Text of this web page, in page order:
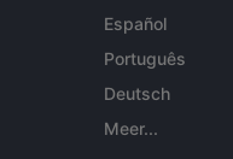
Español
Português
Deutsch
Meer...